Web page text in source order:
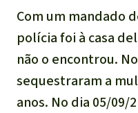
Com um mandado
polícia foi à casa
não o encontrou.
sequestraram a
anos. No dia 05/09/